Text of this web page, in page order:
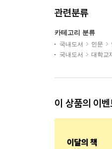
관련분류
카테고리 분류
국내도서 인문
국내도서
대학교
이 상품의 이